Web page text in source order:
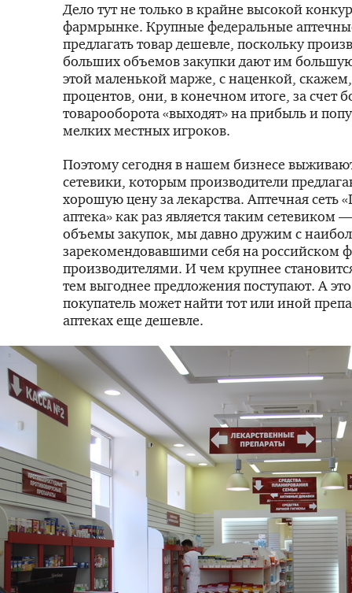
Дело тут не только в крайне высокой
фармрынке. Крупные федеральные
предлагать товар дешевле, поскольку
больших объемов закупки дают им
этой маленькой марже, с наценкой, скажем,
процентов, они, в конечном итоге, за счет
товарооборота «выходят» на прибыль и
мелких местных игроков.
Поэтому сегодня в нашем бизнесе
сетевики, которым производители
хорошую цену за лекарства. Аптечная сеть
аптека» как раз является таким сетевиком
объемы закупок, мы давно дружим с
зарекомендовавшими себя на российском
производителями. И чем крупнее
тем выгоднее предложения поступают. А
покупатель может найти тот или иной
аптеках еще дешевле.